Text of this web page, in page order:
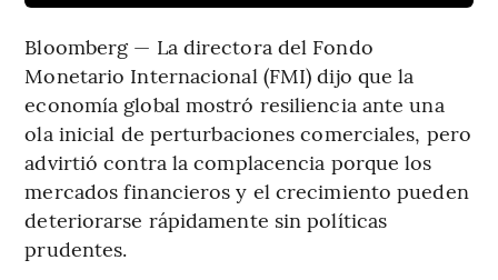
Bloomberg — La directora del Fondo
Monetario Internacional (FMI) dijo que la
economía global mostró resiliencia ante una
ola inicial de perturbaciones comerciales, pero
advirtió contra la complacencia porque los
mercados financieros y el crecimiento pueden
deteriorarse rápidamente sin políticas
prudentes.